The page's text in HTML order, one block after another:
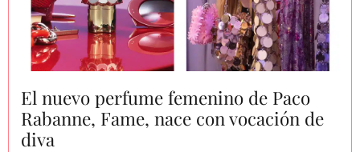
El nuevo perfume femenino de Paco
Rabanne, Fame, nace con vocación de
diva